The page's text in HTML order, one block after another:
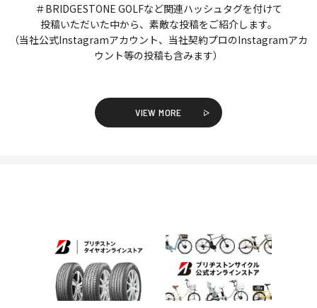
＃BRIDGESTONE GOLFなど関連ハッシュタグを付けて
投稿いただいた中から、素敵な投稿をご紹介します。
（当社公式Instagramアカウント、当社契約プロのInstagramアカ
ウント等の投稿も含みます）
VIEW MORE